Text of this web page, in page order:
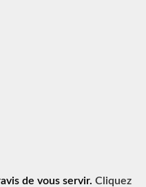
de vous servir. Cliquez